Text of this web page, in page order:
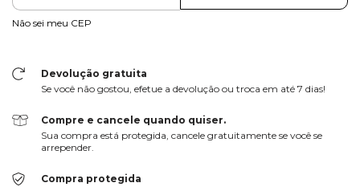
Não sei meu CEP
Devolução gratuita
Se você não gostou, efetue a devolução ou troca em até 7 dias!
Compre e cancele quando quiser.
Sua compra está protegida, cancele gratuitamente se você se
arrepender.
Compra protegida